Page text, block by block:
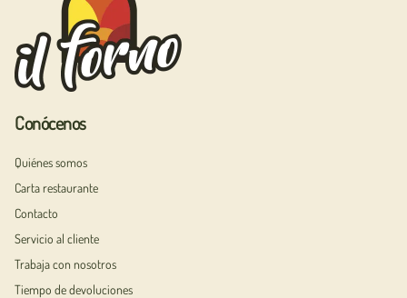
Conócenos
Quiénes somos
Carta restaurante
Contacto
Servicio al cliente
Trabaja con nosotros
Tiempo de devoluciones